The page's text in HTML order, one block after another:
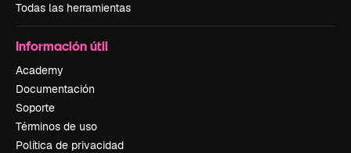
Todas las herramientas
Información útil
Academy
Documentación
Soporte
Términos de uso
Política de privacidad